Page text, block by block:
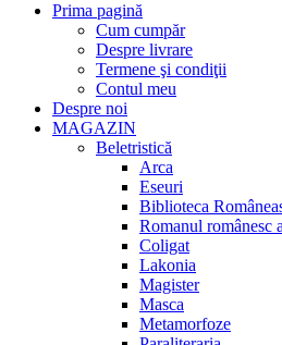
Prima pagină
Cum cumpăr
Despre livrare
Termene şi condiţii
Contul meu
Despre noi
MAGAZIN
Beletristică
Arca
Eseuri
Biblioteca
Romanul
Coligat
Lakonia
Magister
Masca
Metamorfoze